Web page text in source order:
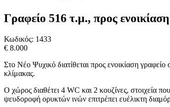
Γραφείο 516 τ.μ., προς ενοικίαση
Κωδικός: 1433
€ 8.000
Στο Νέο Ψυχικό διατίθεται προς ενοικίαση
κλίμακας.
Ο χώρος διαθέτει 4 WC και 2 κουζίνες, στοιχεία
ψευδοροφή ορυκτών ινών επιτρέπει ευέλικτη